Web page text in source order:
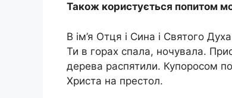
Також користується попитом
В ім’я Отця і Сина і Святого
Ти в горах спала, ночувала.
дерева распятили. Купоросом
Христа на престол.